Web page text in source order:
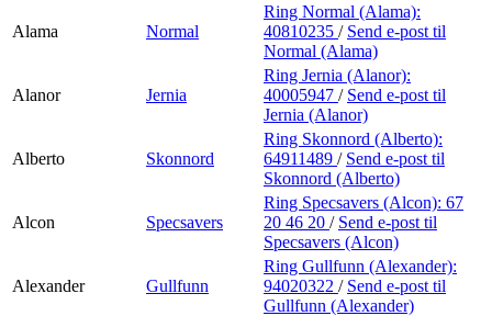
Alama Normal
Ring Normal (Alama):
40810235 / Send e-post til
Normal (Alama)
Alanor Jernia
Ring Jernia (Alanor):
40005947 / Send e-post til
Jernia (Alanor)
Alberto Skonnord
Ring Skonnord (Alberto):
64911489 / Send e-post til
Skonnord (Alberto)
Alcon Specsavers
Ring Specsavers (Alcon): 67
20 46 20 / Send e-post til
Specsavers (Alcon)
Alexander Gullfunn
Ring Gullfunn (Alexander):
94020322 / Send e-post til
Gullfunn (Alexander)